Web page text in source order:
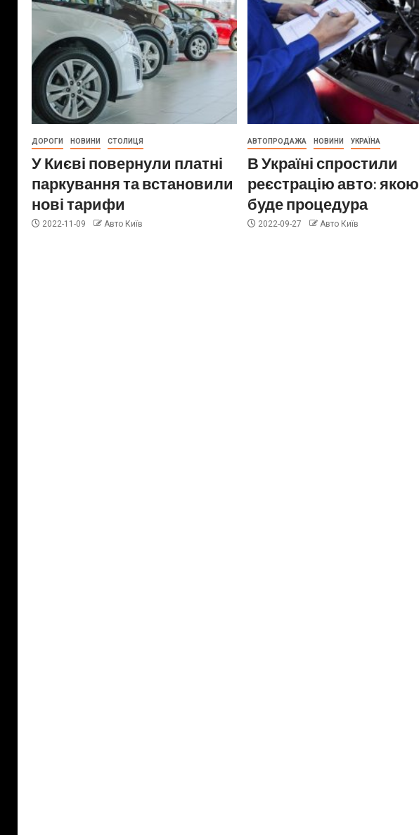
ДОРОГИ НОВИНИ СТОЛИЦЯ
У Києві повернули платні
паркування та встановили
нові тарифи
2022-11-09 Авто Київ
АВТОПРОДАЖА НОВИНИ УКРАЇНА
В Україні спростили
реєстрацію авто: якою
буде процедура
2022-09-27 Авто Київ